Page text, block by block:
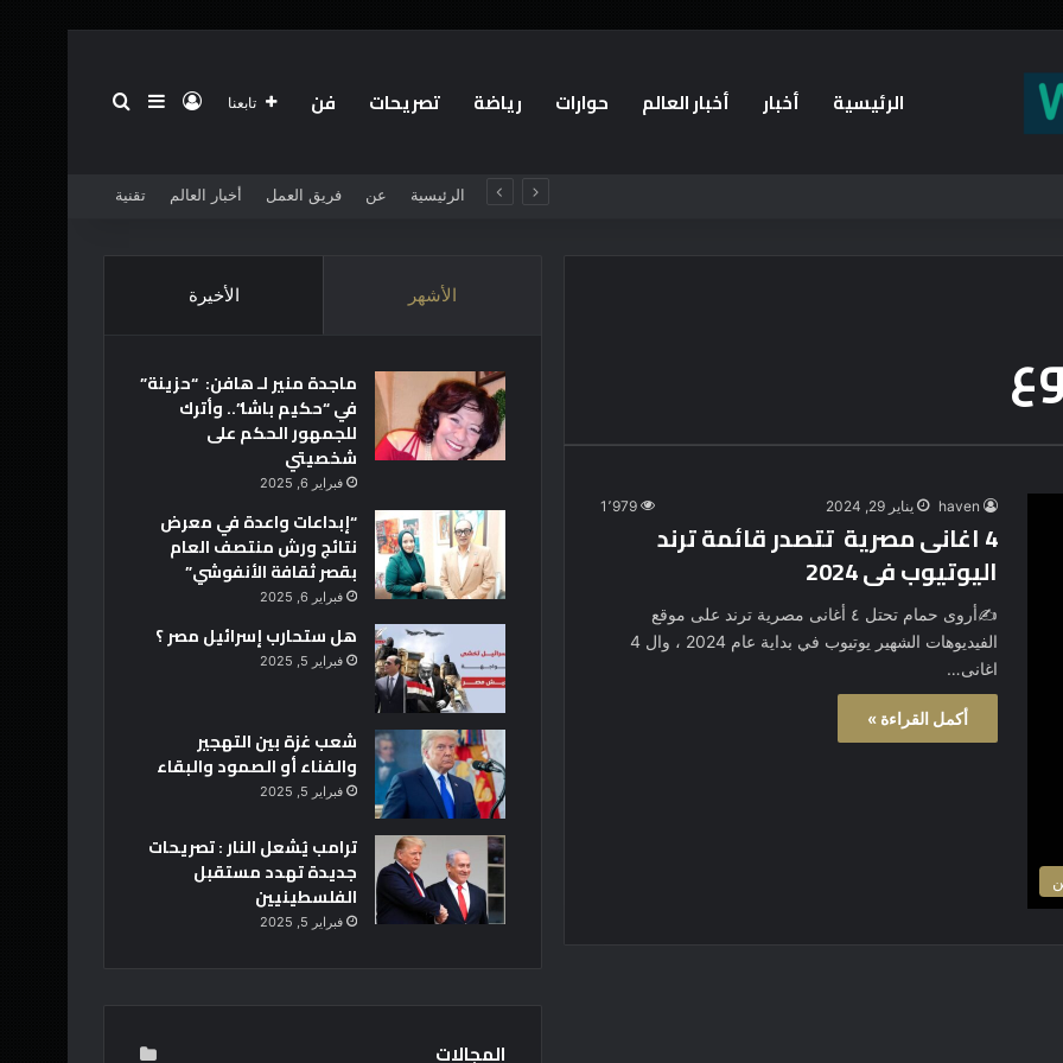
الرئيسية أخبار أخبار العالم حوارات رياضة تصريحات فن تابعنا تسجيل الدخول
إضافة عمود جانبي
الرئيسية عن فريق العمل أخبار العالم تقنية
haven يناير 29, 2024 1٬979
4 اغانى مصرية تتصدر قائمة ترند
اليوتيوب فى 2024
✍أروى حمام تحتل ٤ أغانى مصرية ترند على موقع
الفيديوهات الشهير يوتيوب في بداية عام 2024 ، وال 4
اغانى…
أكمل القراءة »
الأشهر الأخيرة
ماجدة منير لـ هافن: “حزينة”
في “حكيم باشا”.. وأترك
للجمهور الحكم على
شخصيتي
فبراير 6, 2025
“إبداعات واعدة في معرض
نتائج ورش منتصف العام
بقصر ثقافة الأنفوشي”
فبراير 6, 2025
هل ستحارب إسرائيل مصر ؟
فبراير 5, 2025
شعب غزة بين التهجير
والفناء أو الصمود والبقاء
فبراير 5, 2025
ترامب يُشعل النار : تصريحات
جديدة تهدد مستقبل
الفلسطينيين
فبراير 5, 2025
المجالات